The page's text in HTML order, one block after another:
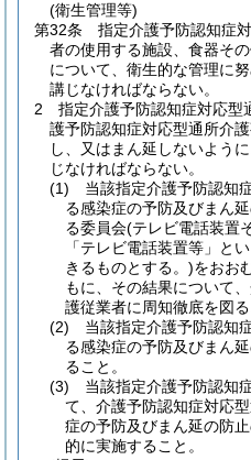
(衛生管理等)
第32条
指定介護予防認知症
者の使用する施設、食器そ
について、衛生的な管理に
講じなければならない。
2
指定介護予防認知症対応型
護予防認知症対応型通所介
し、又はまん延しないように
じなければならない。
(1)
当該指定介護予防認知
る感染症の予防及びまん
る委員会(テレビ電話装置
「テレビ電話装置等」と
きるものとする。)をおお
もに、その結果について
護従業者に周知徹底を図る
(2)
当該指定介護予防認知
る感染症の予防及びまん
ること。
(3)
当該指定介護予防認知
て、介護予防認知症対応
症の予防及びまん延の防
的に実施すること。